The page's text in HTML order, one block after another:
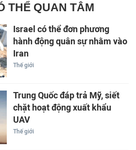
THỂ QUAN TÂM
Israel có thể đơn phương
hành động quân sự nhằm vào
Iran
Thế giới
Trung Quốc đáp trả Mỹ, siết
chặt hoạt động xuất khẩu
UAV
Thế giới